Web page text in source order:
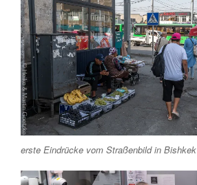
erste Eindrücke vom Straßenbild in Bishkek